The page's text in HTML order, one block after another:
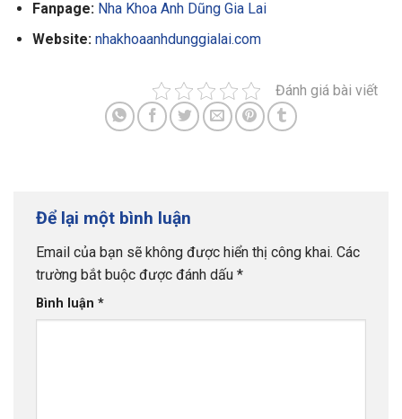
Fanpage: Nha Khoa Anh Dũng Gia Lai
Website: nhakhoaanhdunggialai.com
Đánh giá bài viết
Để lại một bình luận
Email của bạn sẽ không được hiển thị công khai. Các
trường bắt buộc được đánh dấu *
Bình luận *